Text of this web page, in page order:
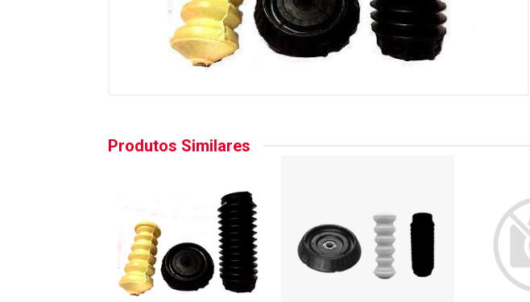
Produtos Similares